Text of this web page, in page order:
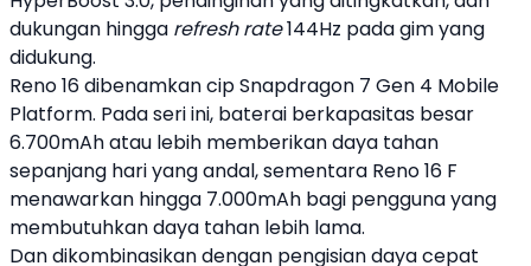
dukungan hingga refresh rate144Hz pada gim yang
didukung.
Reno 16dibenamkan cip Snapdragon 7 Gen 4 Mobile
Platform. Pada seri ini, baterai berkapasitas besar
6.700mAh atau lebih memberikan daya tahan
sepanjang hari yang andal, sementara Reno 16 F
menawarkan hingga 7.000mAh bagi pengguna yang
membutuhkan daya tahan lebih lama.
Dan dikombinasikan dengan pengisian daya cepat